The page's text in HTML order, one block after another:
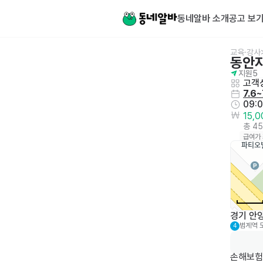
동네알바 소개공고 보기
교육·강
동안
지원5
고객
총
급여가
경기 안
4 범계역
손해보